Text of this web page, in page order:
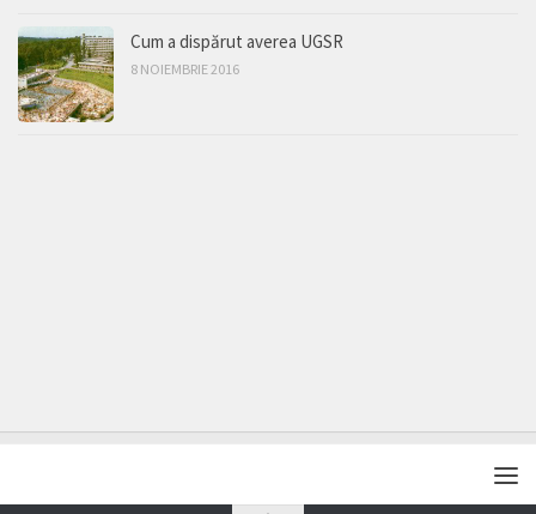
Cum a dispărut averea UGSR
8 NOIEMBRIE 2016